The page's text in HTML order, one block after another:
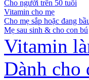
Cho người trên 50 tuổi
Vitamin cho mẹ
Cho mẹ sắp hoặc đang
Mẹ sau sinh & cho con bú
Vitamin
Dành cho